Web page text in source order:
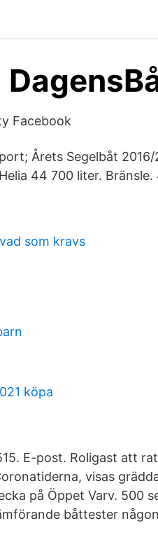
Facebook
Årets Segelbåt 2016/
44 700 liter. Bränsle.
som kravs
köpa
E-post. Roligast att
visas
på Öppet Varv. 500
båttester